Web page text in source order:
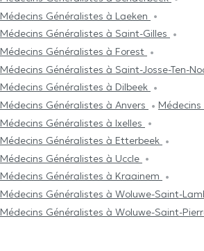
Médecins Généralistes à Laeken
Médecins Généralistes à Saint-Gilles
Médecins Généralistes à Forest
Médecins Généralistes à Saint-Josse-Ten-
Médecins Généralistes à Dilbeek
Médecins Généralistes à Anvers
Médecins Généralistes à Ixelles
Médecins Généralistes à Etterbeek
Médecins Généralistes à Uccle
Médecins Généralistes à Kraainem
Médecins Généralistes à Woluwe-Saint-
Médecins Généralistes à Woluwe-Saint-